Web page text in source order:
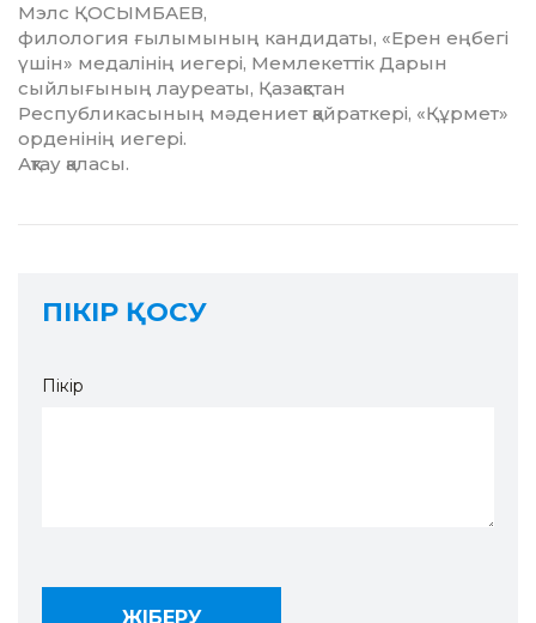
Мэлс ҚОСЫМБАЕВ,
филология ғылымының кандидаты, «Ерен еңбегі
үшін» медалінің иегері, Мемлекеттік Дарын
сыйлығының лауреаты, Қазақстан
Республикасының мәдениет қайраткері, «Құрмет»
орденінің иегері.
Ақтау қаласы.
ПІКІР ҚОСУ
Пікір